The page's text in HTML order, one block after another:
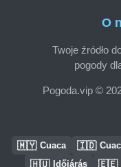
O
Twoje źródło
pogody
Pogoda.vip ©
🇲🇾 Cuaca 🇮🇩
🇭🇺 Időjárás 🇪🇪